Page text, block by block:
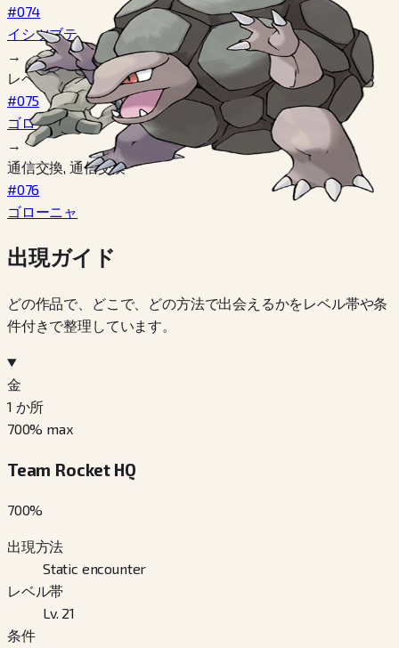
#074
イシツブテ
→
レベル 25, レベル 25
#075
ゴローン
→
通信交換, 通信交換
#076
ゴローニャ
出現ガイド
どの作品で、どこで、どの方法で出会えるかをレベル帯や条
件付きで整理しています。
金
1 か所
700% max
Team Rocket HQ
700%
出現方法
Static encounter
レベル帯
Lv. 21
条件